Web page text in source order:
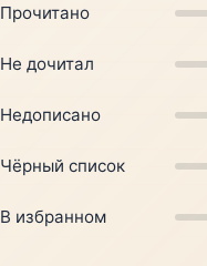
Прочитано
Не дочитал
Недописано
Чёрный список
В избранном